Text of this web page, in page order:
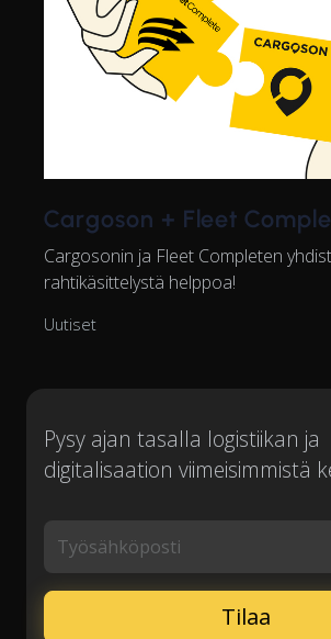
Cargoson + Fleet
Cargosonin ja Fleet Completen
rahtikäsittelystä helppoa!
Uutiset
Pysy ajan tasalla logistiikan ja
digitalisaation viimeisimmistä
Työsähköposti